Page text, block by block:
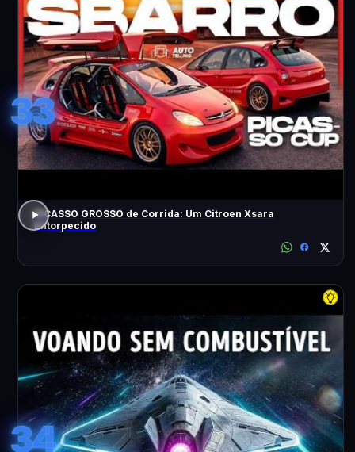
33
PICASSO GROSSO de Corrida: Um Citroen Xsara
Entorpecido
34